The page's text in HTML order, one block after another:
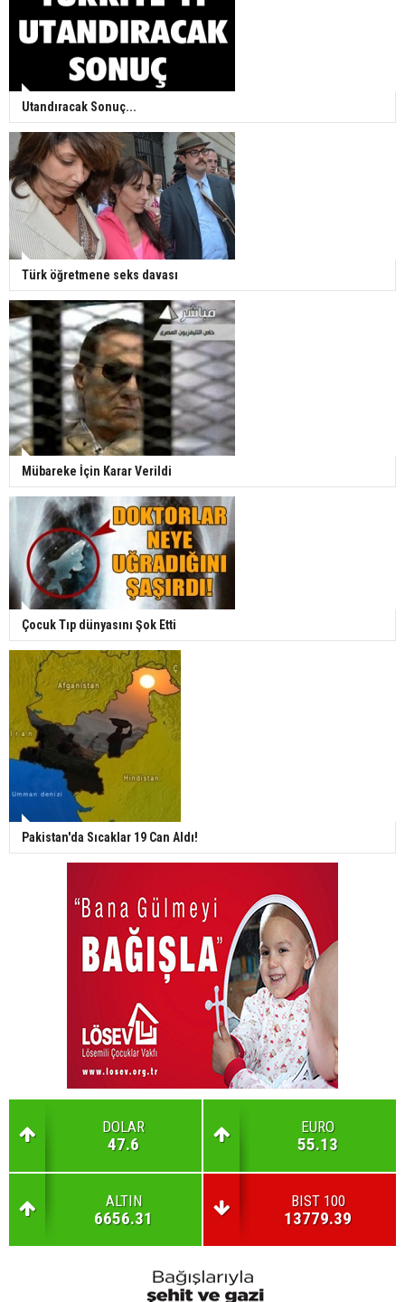
Utandıracak Sonuç...
Türk öğretmene seks davası
Mübareke İçin Karar Verildi
Çocuk Tıp dünyasını Şok Etti
Pakistan'da Sıcaklar 19 Can Aldı!
DOLAR
47.6
EURO
55.13
ALTIN
6656.31
BIST 100
13779.39